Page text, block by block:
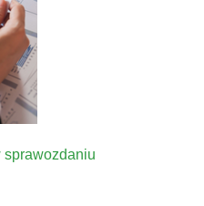
sprawozdaniu